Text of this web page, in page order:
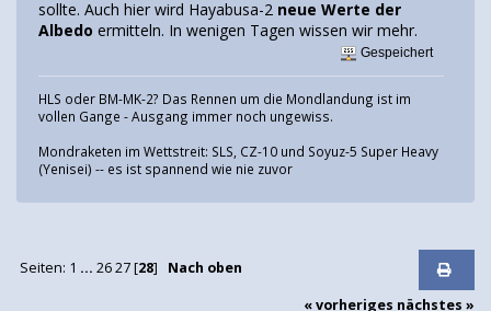
sollte. Auch hier wird Hayabusa-2 neue Werte der
Albedo ermitteln. In wenigen Tagen wissen wir mehr.
Gespeichert
HLS oder BM-MK-2? Das Rennen um die Mondlandung ist im
vollen Gange - Ausgang immer noch ungewiss.
Mondraketen im Wettstreit: SLS, CZ-10 und Soyuz-5 Super Heavy
(Yenisei) -- es ist spannend wie nie zuvor
Seiten: 1 ... 26 27[28] Nach oben
« vorheriges nächstes »